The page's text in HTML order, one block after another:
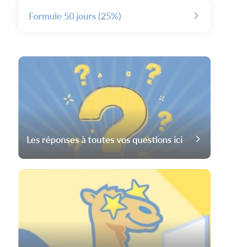
Formule 50 jours (25%)
Les réponses à toutes vos questions ici